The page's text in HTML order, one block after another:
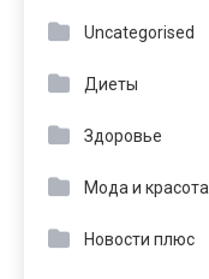
Uncategorised
Диеты
Здоровье
Мода и красота
Новости плюс